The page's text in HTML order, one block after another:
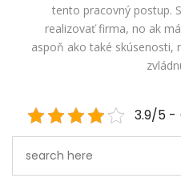
tento pracovný postup.
realizovať firma, no ak
aspoň ako také skúsenosti,
3.9/5 -